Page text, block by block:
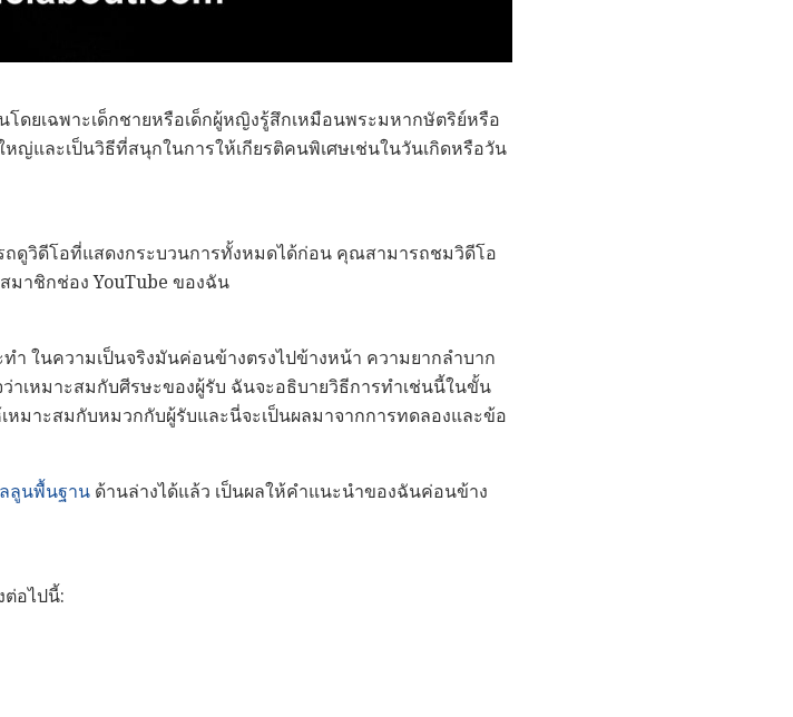
ดยเฉพาะเด็กชายหรือเด็กผู้หญิงรู้สึกเหมือนพระมหากษัตริย์หรือ
ญ่และเป็นวิธีที่สนุกในการให้เกียรติคนพิเศษเช่นในวันเกิดหรือวัน
ดูวิดีโอที่แสดงกระบวนการทั้งหมดได้ก่อน คุณสามารถชมวิดีโอ
มาชิกช่อง YouTube ของฉัน
ำ ในความเป็นจริงมันค่อนข้างตรงไปข้างหน้า ความยากลำบาก
าเหมาะสมกับศีรษะของผู้รับ ฉันจะอธิบายวิธีการทำเช่นนี้ในขั้น
หมาะสมกับหมวกกับผู้รับและนี่จะเป็นผลมาจากการทดลองและข้อ
ลูนพื้นฐาน ด้านล่างได้แล้ว เป็นผลให้คำแนะนำของฉันค่อนข้าง
ต่อไปนี้: